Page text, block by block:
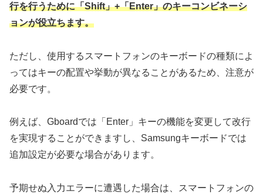
行を行うために「Shift」+「Enter」のキーコンビネーシ
ョンが役立ちます。
ただし、使用するスマートフォンのキーボードの種類によ
ってはキーの配置や挙動が異なることがあるため、注意が
必要です。
例えば、Gboardでは「Enter」キーの機能を変更して改行
を実現することができますし、Samsungキーボードでは
追加設定が必要な場合があります。
予期せぬ入力エラーに遭遇した場合は、スマートフォンの